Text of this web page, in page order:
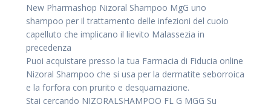
New Pharmashop Nizoral Shampoo MgG uno
shampoo per il trattamento delle infezioni del cuoio
capelluto che implicano il lievito Malassezia in
precedenza
Puoi acquistare presso la tua Farmacia di Fiducia online
Nizoral Shampoo che si usa per la dermatite seborroica
e la forfora con prurito e desquamazione.
Stai cercando NIZORALSHAMPOO FL G MGG Su